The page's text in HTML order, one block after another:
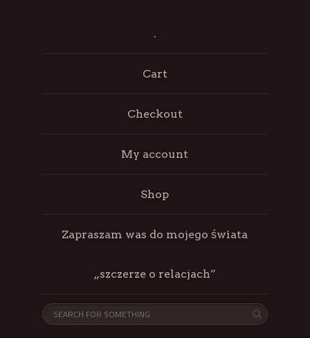
.
Cart
Checkout
My account
Shop
Zapraszam was do mojego świata
„szczerze o relacjach”